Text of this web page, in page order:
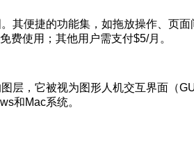
其便捷的功能集，如拖放操作、页
费使用；其他用户需支付$5/月。
，它被视为图形人机交互界面（
和Mac系统。